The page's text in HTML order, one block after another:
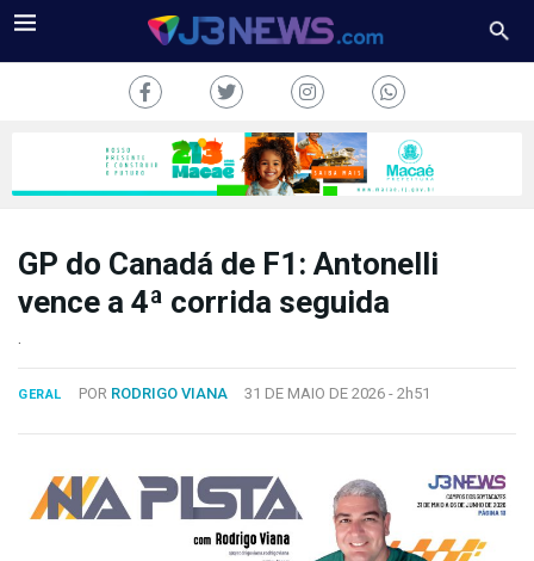
FALE
Copyright
2024
GP do Canadá de F1: Antonelli
vence a 4ª corrida seguida
GERAL POR RODRIGO VIANA 31 DE MAIO DE 2026 - 2h51